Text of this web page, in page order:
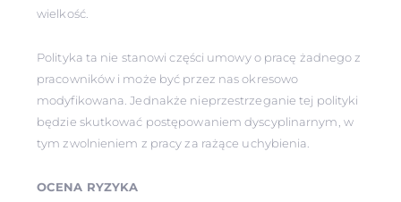
wielkość.
Polityka ta nie stanowi części umowy o pracę żadnego z
pracowników i może być przez nas okresowo
modyfikowana. Jednakże nieprzestrzeganie tej polityki
będzie skutkować postępowaniem dyscyplinarnym, w
tym zwolnieniem z pracy za rażące uchybienia.
OCENA RYZYKA